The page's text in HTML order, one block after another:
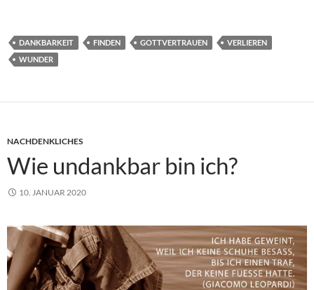
DANKBARKEIT FINDEN GOTTVERTRAUEN
VERLIEREN
WUNDER
NACHDENKLICHES
Wie undankbar bin ich?
10. JANUAR 2020